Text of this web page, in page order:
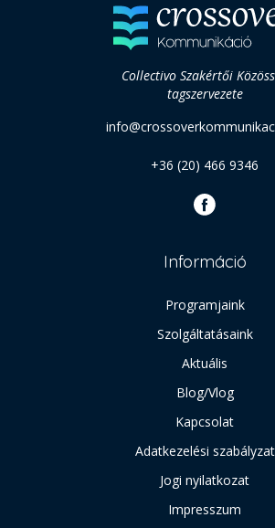
Collectivo Szakértői
tagszervezete
+36 (20) 466 9346
Információ
Programjaink
Szolgáltatásaink
Aktuális
Blog/Vlog
Kapcsolat
Adatkezelési szabályzat
Jogi nyilatkozat
Impresszum